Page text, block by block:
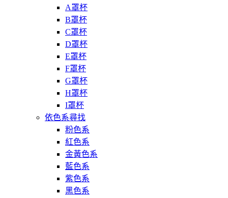
A罩杯
B罩杯
C罩杯
D罩杯
E罩杯
F罩杯
G罩杯
H罩杯
I罩杯
依色系尋找
粉色系
紅色系
金黃色系
藍色系
紫色系
黑色系